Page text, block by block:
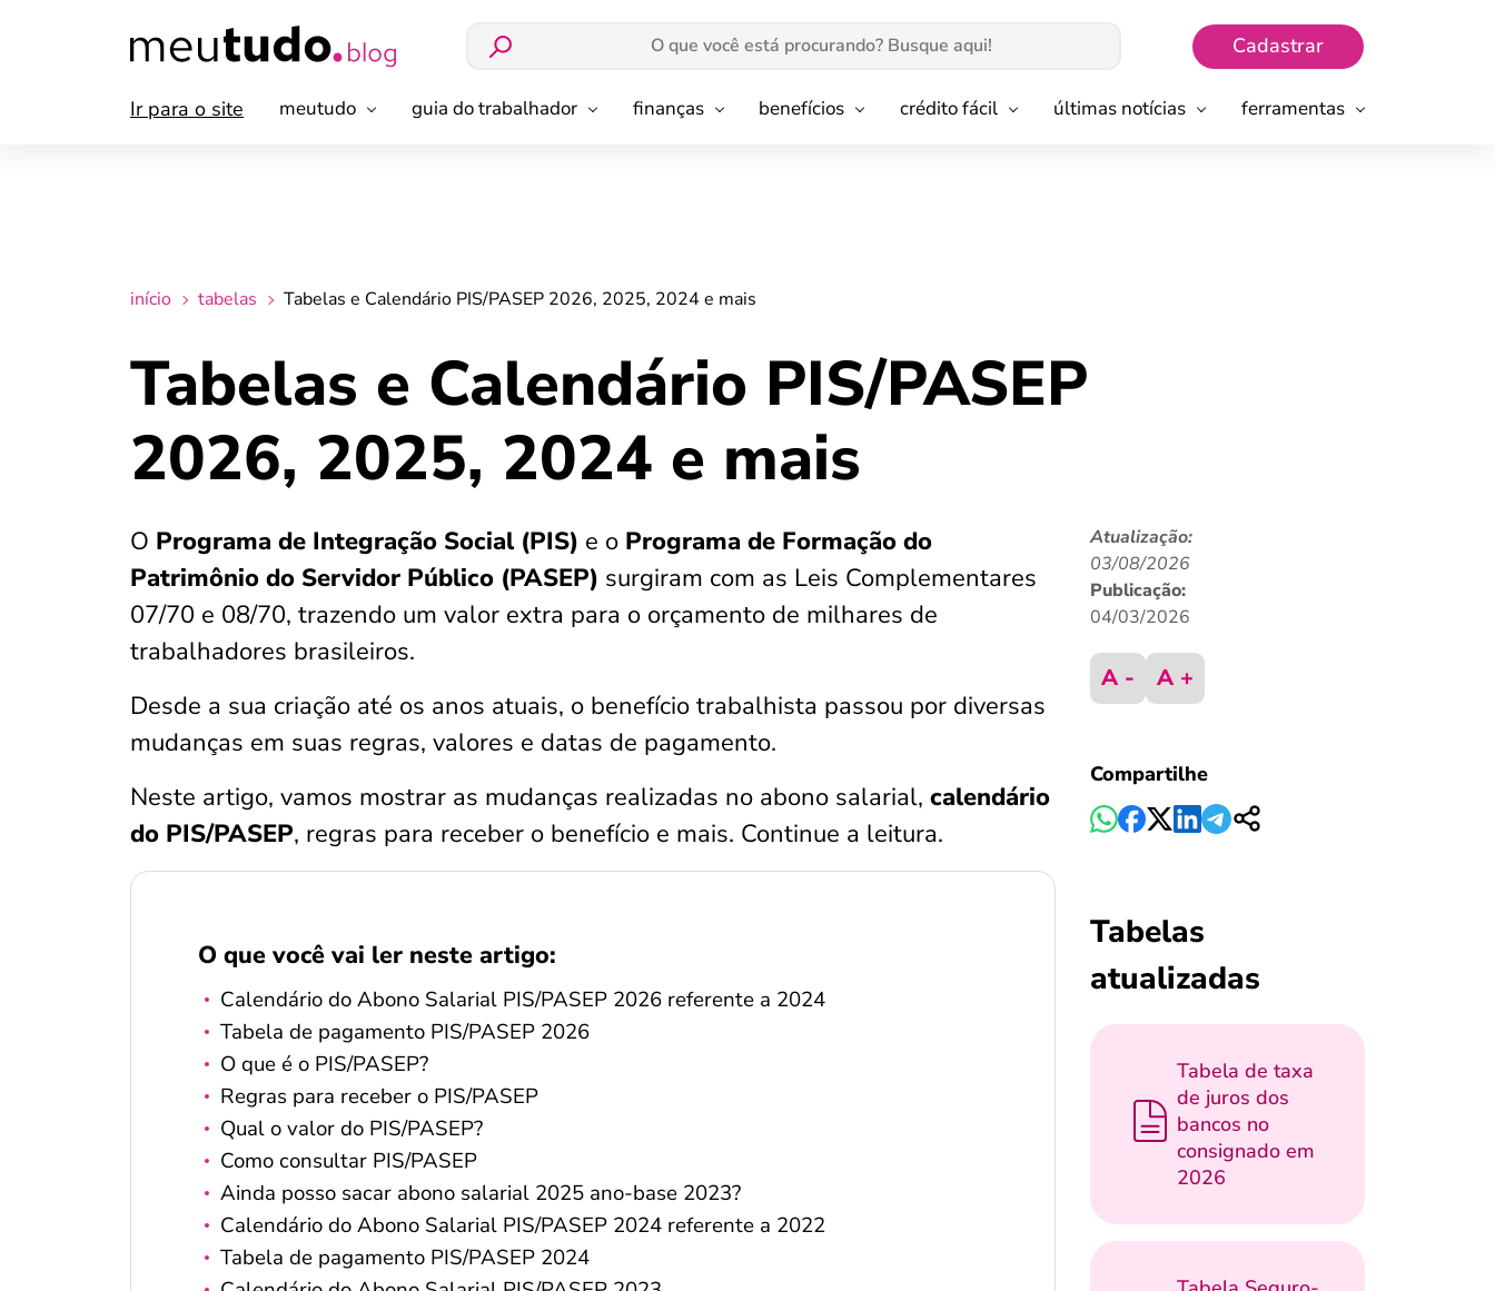
Cadastrar
Ir para o site meutudo guia do trabalhador finanças benefícios crédito fácil últimas notícias ferramentas
início tabelas Tabelas e Calendário PIS/PASEP 2026, 2025, 2024 e mais
Tabelas e Calendário PIS/PASEP
2026, 2025, 2024 e mais
O Programa de Integração Social (PIS) e o Programa de Formação do
Patrimônio do Servidor Público (PASEP) surgiram com as Leis Complementares
07/70 e 08/70, trazendo um valor extra para o orçamento de milhares de
trabalhadores brasileiros.
Desde a sua criação até os anos atuais, o benefício trabalhista passou por diversas
mudanças em suas regras, valores e datas de pagamento.
Neste artigo, vamos mostrar as mudanças realizadas no abono salarial, calendário
do PIS/PASEP, regras para receber o benefício e mais. Continue a leitura.
O que você vai ler neste artigo:
Calendário do Abono Salarial PIS/PASEP 2026 referente a 2024
Tabela de pagamento PIS/PASEP 2026
O que é o PIS/PASEP?
Regras para receber o PIS/PASEP
Qual o valor do PIS/PASEP?
Como consultar PIS/PASEP
Ainda posso sacar abono salarial 2025 ano-base 2023?
Calendário do Abono Salarial PIS/PASEP 2024 referente a 2022
Tabela de pagamento PIS/PASEP 2024
Atualização:
03/08/2026
Publicação:
04/03/2026
A - A +
Compartilhe
Tabelas
atualizadas
Tabela de taxa
de juros dos
bancos no
consignado em
2026